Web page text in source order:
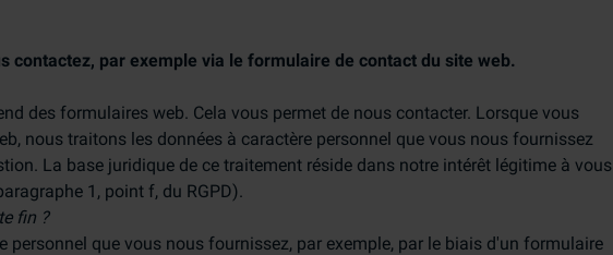
contactez, par exemple via le formulaire de contact du site web.
des formulaires web. Cela vous permet de nous contacter. Lorsque vous
nous traitons les données à caractère personnel que vous nous fournissez
La base juridique de ce traitement réside dans notre intérêt légitime à vous
1, point f, du RGPD).
fin ?
personnel que vous nous fournissez, par exemple, par le biais d'un formulaire